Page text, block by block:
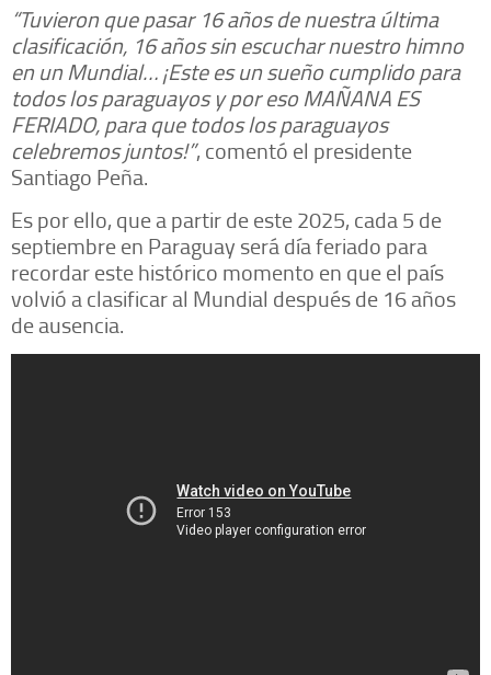
“Tuvieron que pasar 16 años de nuestra última
clasificación, 16 años sin escuchar nuestro himno
en un Mundial… ¡Este es un sueño cumplido para
todos los paraguayos y por eso MAÑANA ES
FERIADO, para que todos los paraguayos
celebremos juntos!”, comentó el presidente
Santiago Peña.
Es por ello, que a partir de este 2025, cada 5 de
septiembre en Paraguay será día feriado para
recordar este histórico momento en que el país
volvió a clasificar al Mundial después de 16 años
de ausencia.